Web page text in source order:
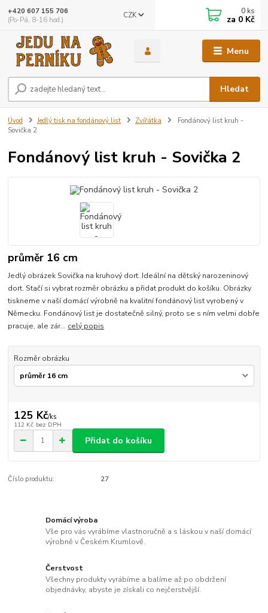
Menu
CZK
Hledat
+420 607 155 706
(Po-Pá, 8-16 hod.)
0 ks
za 0 Kč
Úvod Jedlý tisk na fondánový list Zvířátka
Fondánový list kruh -
Sovička 2
Fondánový list kruh - Sovička 2
průměr 16 cm
Jedlý obrázek Sovička na kruhový dort. Ideální na dětský narozeninový
dort. Stačí si vybrat rozměr obrázku a přidat produkt do košíku. Obrázky
tiskneme v naší domácí výrobně na kvalitní fondánový list vyrobený v
Německu. Fondánový list je dostatečně silný, proto se s ním velmi dobře
pracuje, ale zár... celý popis
Rozměr obrázku
125 Kč/ks
112 Kč bez DPH
Přidat do košíku
Číslo produktu: 27
Domácí výroba
Vše pro vás vyrábíme vlastnoručně a s láskou v naší domácí
výrobně v Českém Krumlově.
Čerstvost
Všechny produkty vyrábíme a balíme až po obdržení
objednávky, abyste je získali co nejčerstvější.